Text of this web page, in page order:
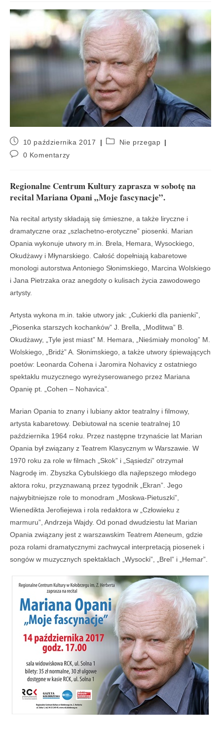
10 października 2017
Nie przegap
0 Komentarzy
Regionalne Centrum Kultury zaprasza w sobotę na
recital Mariana Opani „Moje fascynacje”.
Na recital artysty składają się śmieszne, a także liryczne i
dramatyczne oraz „szlachetno-erotyczne” piosenki. Marian
Opania wykonuje utwory m.in. Brela, Hemara, Wysockiego,
Okudżawy i Młynarskiego. Całość dopełniają kabaretowe
monologi autorstwa Antoniego Słonimskiego, Marcina Wolskiego
i Jana Pietrzaka oraz anegdoty o kulisach życia zawodowego
artysty.
Artysta wykona m.in. takie utwory jak: „Cukierki dla panienki”,
„Piosenka starszych kochanków” J. Brella, „Modlitwa” B.
Okudżawy, „Tyle jest miast” M. Hemara, „Nieśmiały monolog” M.
Wolskiego, „Bridż” A. Słonimskiego, a także utwory śpiewających
poetów: Leonarda Cohena i Jaromira Nohavicy z ostatniego
spektaklu muzycznego wyreżyserowanego przez Mariana
Opanię pt. „Cohen – Nohavica”.
Marian Opania to znany i lubiany aktor teatralny i filmowy,
artysta kabaretowy. Debiutował na scenie teatralnej 10
października 1964 roku. Przez następne trzynaście lat Marian
Opania był związany z Teatrem Klasycznym w Warszawie. W
1970 roku za role w filmach „Skok” i „Sąsiedzi” otrzymał
Nagrodę im. Zbyszka Cybulskiego dla najlepszego młodego
aktora roku, przyznawaną przez tygodnik „Ekran”. Jego
najwybitniejsze role to monodram „Moskwa-Pietuszki”,
Wienedikta Jerofiejewa i rola redaktora w „Człowieku z
marmuru”, Andrzeja Wajdy. Od ponad dwudziestu lat Marian
Opania związany jest z warszawskim Teatrem Ateneum, gdzie
poza rolami dramatycznymi zachwycał interpretacją piosenek i
songów w muzycznych spektaklach „Wysocki”, „Brel” i „Hemar”.